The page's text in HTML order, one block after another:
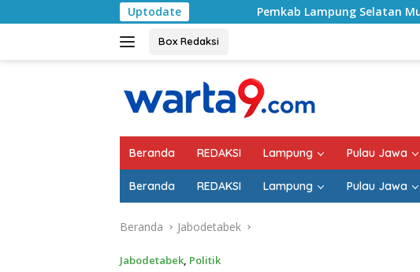
ke
Uptodate
Pemkab Lampung Selatan Mulai Tangani Jalan RA
Box Redaksi
Beranda REDAKSI Lampung Pulau Jawa
Beranda REDAKSI Lampung Pulau Jawa
Beranda Jabodetabek
Jabodetabek, Politik